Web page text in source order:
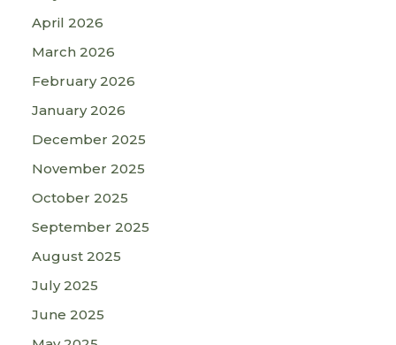
April 2026
March 2026
February 2026
January 2026
December 2025
November 2025
October 2025
September 2025
August 2025
July 2025
June 2025